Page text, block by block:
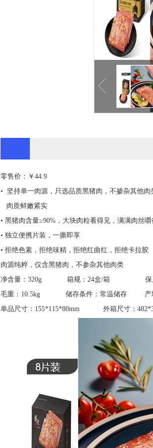
零售价：￥44.9
• 坚持单一肉源，只选品质黑猪肉，不掺杂其他肉
肉质鲜嫩紧实
• 黑猪肉含量≥90%，大块肉粒看得见，满满肉丝嚼
• 独立便携片装，一撕即享
• 拒绝色素，拒绝味精，拒绝红曲红，拒绝卡拉胶
肉源纯粹，仅含黑猪肉，不参杂其他肉类
净含量：320g 箱规：24盒/箱 保质
毛重：10.5kg 储存条件：常温储存 产地
单品尺寸：155*115*80mm 外箱尺寸：